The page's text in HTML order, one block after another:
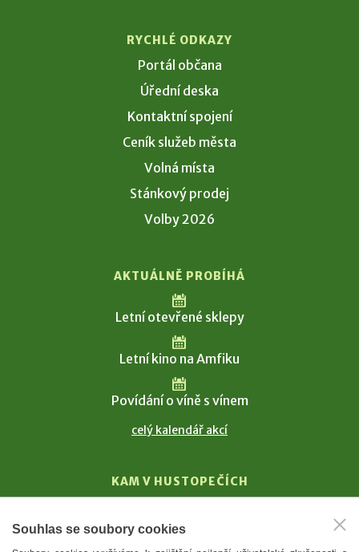
RYCHLÉ ODKAZY
Portál občana
Úřední deska
Kontaktní spojení
Ceník služeb města
Volná místa
Stánkový prodej
Volby 2026
AKTUÁLNĚ PROBÍHÁ
Letní otevřené sklepy
Letní kino na Amfiku
Povídání o víně s vínem
celý kalendář akcí
KAM V HUSTOPEČÍCH
T. G. Masaryk
Souhlas se soubory cookies